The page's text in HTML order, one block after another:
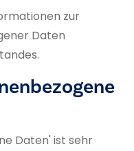
zur
Daten
Daten' ist sehr